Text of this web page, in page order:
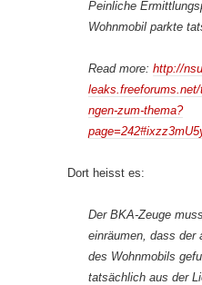
Peinliche
Wohnmobil parkte
Read more: http://
ngen-zum-thema?
Dort heisst es:
Der BKA-Zeuge
einräumen, dass der
des Wohnmobils
tatsächlich aus der